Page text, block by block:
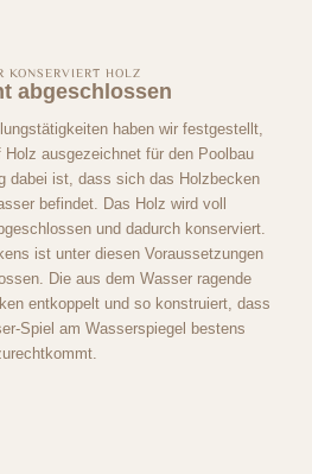
KONSERVIERT HOLZ
abgeschlossen
haben wir festgestellt,
ausgezeichnet für den Poolbau
dabei ist, dass sich das Holzbecken
befindet. Das Holz wird voll
und dadurch konserviert.
ist unter diesen Voraussetzungen
Die aus dem Wasser ragende
entkoppelt und so konstruiert, dass
Spiel am Wasserspiegel bestens